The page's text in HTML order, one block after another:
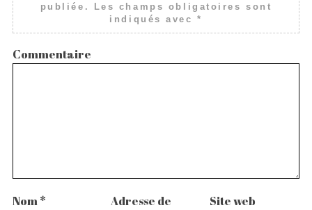
publiée.
Les champs obligatoires sont
indiqués avec*
Commentaire
Nom* Adresse de Site web